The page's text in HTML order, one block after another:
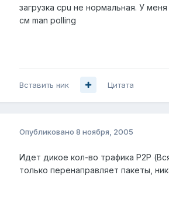
загрузка cpu не нормальная. У
см man polling
Вставить ник Цитата
Опубликовано 8 ноября, 2005
Идет дикое кол-во трафика P2P
только перенаправляет пакеты,